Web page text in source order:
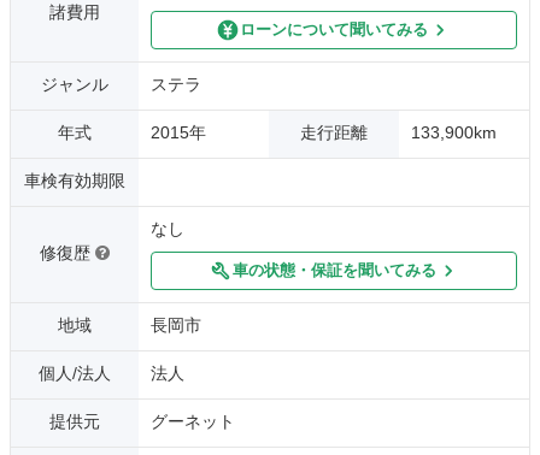
諸費用
ローンについて聞いてみる
ジャンル ステラ
年式 2015年 走行距離 133,900km
車検有効期限
修復歴
なし
車の状態・保証を聞いてみる
地域 長岡市
個人/法人 法人
提供元 グーネット